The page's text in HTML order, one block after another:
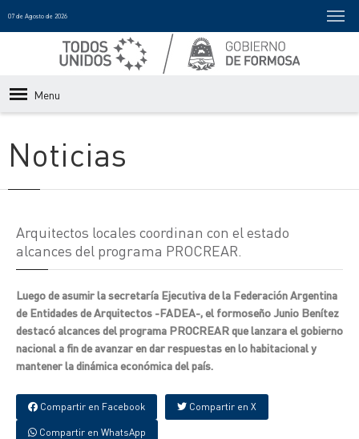
07 de Agosto de 2026
Menu
Noticias
Arquitectos locales coordinan con el estado
alcances del programa PROCREAR.
Luego de asumir la secretaría Ejecutiva de la Federación Argentina
de Entidades de Arquitectos -FADEA-, el formoseño Junio Benítez
destacó alcances del programa PROCREAR que lanzara el gobierno
nacional a fin de avanzar en dar respuestas en lo habitacional y
mantener la dinámica económica del país.
Compartir en Facebook Compartir en X
Compartir en WhatsApp